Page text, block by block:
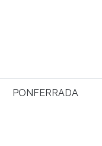
PONFERRADA